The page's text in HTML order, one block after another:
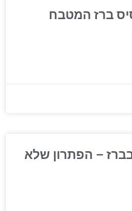
ברז המטבח
– הפתרון שלא